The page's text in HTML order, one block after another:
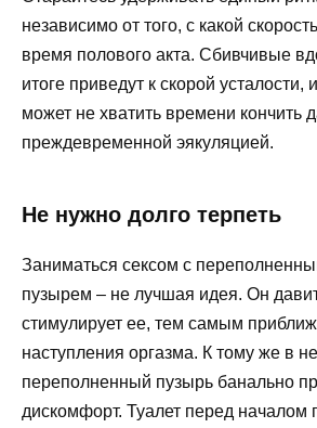
независимо от того, с какой
время полового акта. Сбивчивые
итоге приведут к скорой усталости,
может не хватить времени кончить
преждевременной эякуляцией.
Не нужно долго терпеть
Заниматься сексом с
пузырем – не лучшая идея. Он
стимулирует ее, тем самым
наступления оргазма. К тому же в
переполненный пузырь банально
дискомфорт. Туалет перед началом